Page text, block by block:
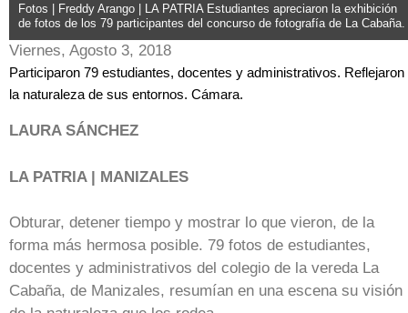
Fotos | Freddy Arango | LA PATRIA Estudiantes apreciaron la exhibición
de fotos de los 79 participantes del concurso de fotografía de La Cabaña.
Viernes, Agosto 3, 2018
Participaron 79 estudiantes, docentes y administrativos. Reflejaron
la naturaleza de sus entornos. Cámara.
LAURA SÁNCHEZ
LA PATRIA | MANIZALES
Obturar, detener tiempo y mostrar lo que vieron, de la
forma más hermosa posible. 79 fotos de estudiantes,
docentes y administrativos del colegio de la vereda La
Cabaña, de Manizales, resumían en una escena su visión